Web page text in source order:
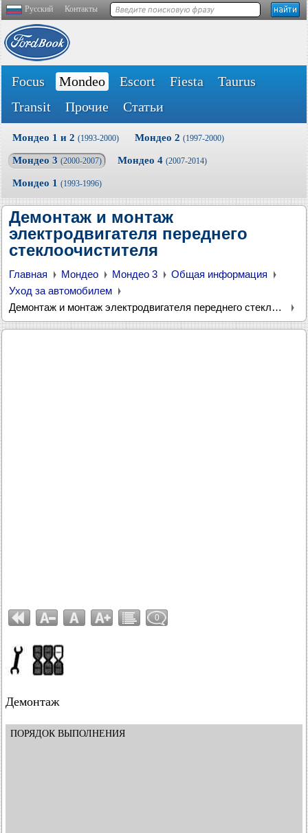
Русский Контакты
Focus Mondeo Escort Fiesta
Taurus
Transit
Прочие Статьи
Мондео 1 и 2 (1993-2000) Мондео 2 (1997-2000)
Мондео 3 (2000-2007) Мондео 4 (2007-2014)
Мондео 1 (1993-1996)
Демонтаж и монтаж
электродвигателя переднего
стеклоочистителя
Главная Мондео Мондео 3
Общая информация
Уход за автомобилем
Демонтаж и монтаж электродвигателя переднего стеклоочистителя
0
Демонтаж
ПОРЯДОК ВЫПОЛНЕНИЯ